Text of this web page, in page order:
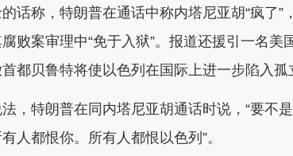
话称，特朗普在通话中称内塔尼亚胡“疯了”
败案审理中“免于入狱”。报道还援引一名美
都贝鲁特将使以色列在国际上进一步陷入孤
，特朗普在同内塔尼亚胡通话时说，“要不
人都恨你。所有人都恨以色列”。